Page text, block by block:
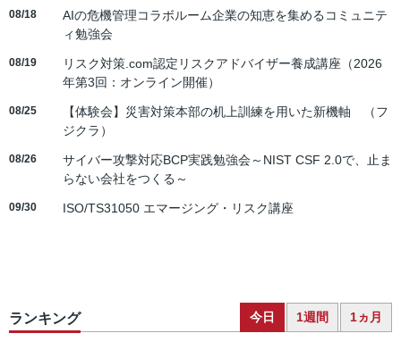
08/18
AIの危機管理コラボルーム企業の知恵を集めるコミュニテ
ィ勉強会
08/19
リスク対策.com認定リスクアドバイザー養成講座（2026
年第3回：オンライン開催）
08/25
【体験会】災害対策本部の机上訓練を用いた新機軸 （フ
ジクラ）
08/26
サイバー攻撃対応BCP実践勉強会～NIST CSF 2.0で、止ま
らない会社をつくる～
09/30 ISO/TS31050 エマージング・リスク講座
ランキング 今日 1週間 1ヵ月